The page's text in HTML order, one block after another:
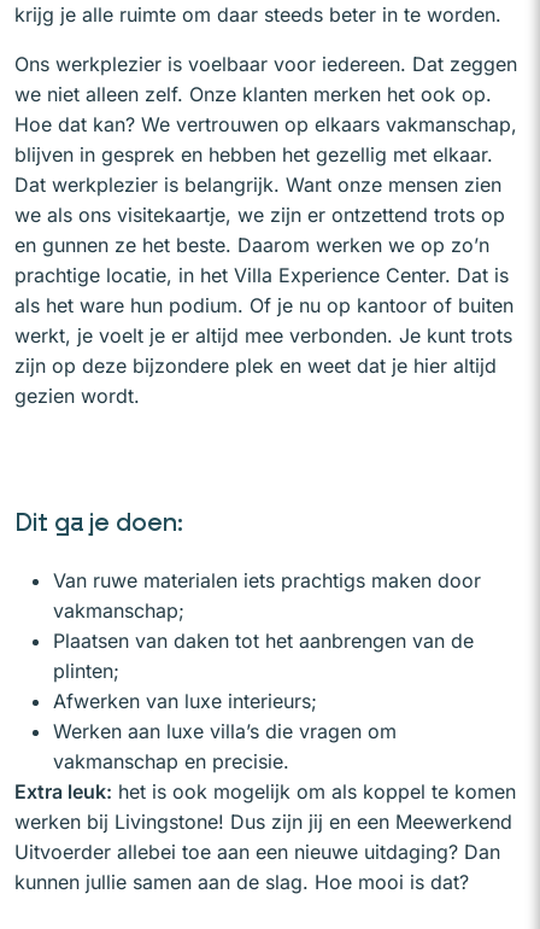
krijg je alle ruimte om daar steeds beter in te worden.
Ons werkplezier is voelbaar voor iedereen. Dat zeggen
we niet alleen zelf. Onze klanten merken het ook op.
Hoe dat kan? We vertrouwen op elkaars vakmanschap,
blijven in gesprek en hebben het gezellig met elkaar.
Dat werkplezier is belangrijk. Want onze mensen zien
we als ons visitekaartje, we zijn er ontzettend trots op
en gunnen ze het beste. Daarom werken we op zo’n
prachtige locatie, in het Villa Experience Center. Dat is
als het ware hun podium. Of je nu op kantoor of buiten
werkt, je voelt je er altijd mee verbonden. Je kunt trots
zijn op deze bijzondere plek en weet dat je hier altijd
gezien wordt.
Dit ga je doen:
Van ruwe materialen iets prachtigs maken door
vakmanschap;
Plaatsen van daken tot het aanbrengen van de
plinten;
Afwerken van luxe interieurs;
Werken aan luxe villa’s die vragen om
vakmanschap en precisie.
Extra leuk: het is ook mogelijk om als koppel te komen
werken bij Livingstone! Dus zijn jij en een Meewerkend
Uitvoerder allebei toe aan een nieuwe uitdaging? Dan
kunnen jullie samen aan de slag. Hoe mooi is dat?